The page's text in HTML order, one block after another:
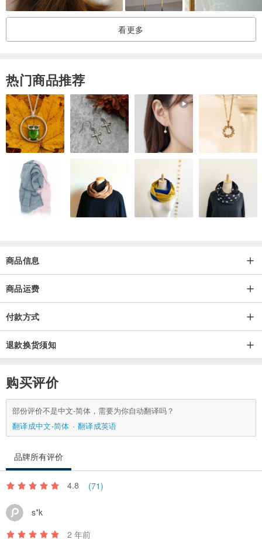
看更多
热门商品推荐
商品信息
商品运费
付款方式
退款换货须知
购买评价
部份评价不是中文-简体，需要为你自动翻译吗？
翻译成中文-简体
翻译成英语
品牌所有评价
4.8 (71)
s*k
2 年前